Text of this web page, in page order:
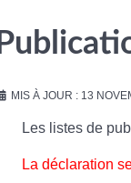
MIS À JOUR : 13
Les listes de
La déclaration